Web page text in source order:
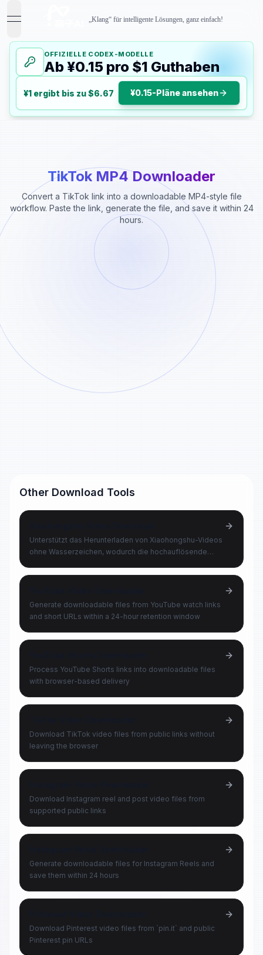
open navigation menu
„Klang“ für intelligente Lösungen, ganz einfach!
OFFIZIELLE CODEX-MODELLE
Ab ¥0.15 pro $1 Guthaben
¥1 ergibt bis zu $6.67 ¥0.15-Pläne ansehen
TikTok MP4 Downloader
Convert a TikTok link into a downloadable MP4-style file
workflow. Paste the link, generate the file, and save it within 24
hours.
MP4 inputs
Processed TikTok files are stored for 24
hours before automatic cleanup.
TikTok profile video link
Other Download Tools
Unterstützt das Herunterladen von Xiaohongshu-Videos
ohne Wasserzeichen, wodurch die hochauflösende
Generate downloadable files from YouTube watch links
and short URLs within a 24-hour retention window
Process YouTube Shorts links into downloadable files
with browser-based delivery
Download TikTok video files from public links without
leaving the browser
Download Instagram reel and post video files from
supported public links
Generate downloadable files for Instagram Reels and
save them within 24 hours
Download Pinterest video files from `pin.it` and public
Pinterest pin URLs